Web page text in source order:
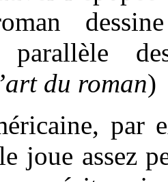
du roman)
par
joue assez